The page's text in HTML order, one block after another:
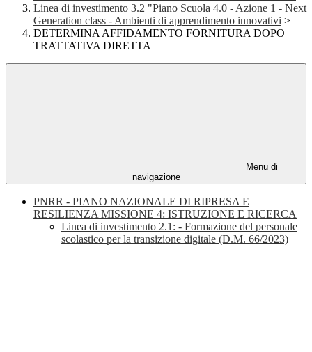
Linea di investimento 3.2 "Piano Scuola 4.0 - Azione 1 - Next
Generation class - Ambienti di apprendimento innovativi >
DETERMINA AFFIDAMENTO FORNITURA DOPO
TRATTATIVA DIRETTA
Menu di
navigazione
PNRR - PIANO NAZIONALE DI RIPRESA E
RESILIENZA MISSIONE 4: ISTRUZIONE E RICERCA
Linea di investimento 2.1: - Formazione del personale
scolastico per la transizione digitale (D.M. 66/2023)